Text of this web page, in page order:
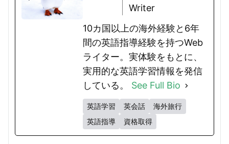
Writer
10カ国以上の海外経験と6年
間の英語指導経験を持つWeb
ライター。実体験をもとに、
実用的な英語学習情報を発信
している。 See Full Bio
英語学習 英会話
海外旅行
英語指導
資格取得